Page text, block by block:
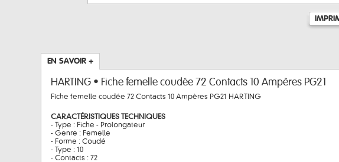
EN SAVOIR +
HARTING • Fiche femelle coudée 72 Contacts 10 Ampères PG21
Fiche femelle coudée 72 Contacts 10 Ampères PG21 HARTING
CARACTÉRISTIQUES TECHNIQUES
- Type : Fiche - Prolongateur
- Genre : Femelle
- Forme : Coudé
- Type : 10
- Contacts : 72